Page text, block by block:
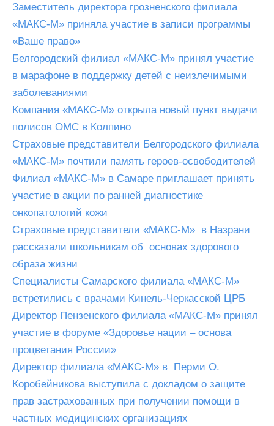
Заместитель директора грозненского филиала
«МАКС-М» приняла участие в записи программы
«Ваше право»
Белгородский филиал «МАКС-М» принял участие
в марафоне в поддержку детей с неизлечимыми
заболеваниями
Компания «МАКС-М» открыла новый пункт выдачи
полисов ОМС в Колпино
Страховые представители Белгородского филиала
«МАКС-М» почтили память героев-освободителей
Филиал «МАКС-М» в Самаре приглашает принять
участие в акции по ранней диагностике
онкопатологий кожи
Страховые представители «МАКС-М» в Назрани
рассказали школьникам об основах здорового
образа жизни
Специалисты Самарского филиала «МАКС-М»
встретились с врачами Кинель-Черкасской ЦРБ
Директор Пензенского филиала «МАКС-М» принял
участие в форуме «Здоровье нации – основа
процветания России»
Директор филиала «МАКС-М» в Перми О.
Коробейникова выступила с докладом о защите
прав застрахованных при получении помощи в
частных медицинских организациях